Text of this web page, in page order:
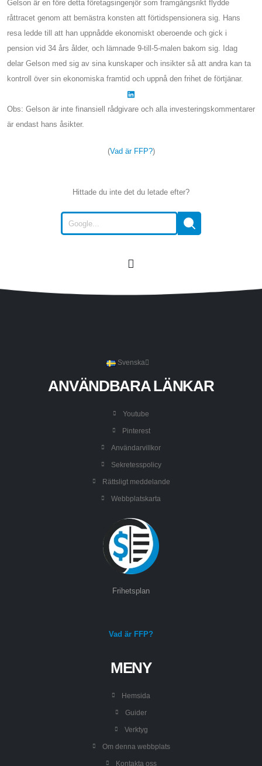
Gelson är en före detta företagsingenjör som framgångsrikt flydde
råttracet genom att bemästra konsten att förtidspensionera sig. Hans
resa ledde till att han uppnådde ekonomiskt oberoende och gick i
pension vid 34 års ålder, och lämnade 9-till-5-malen bakom sig. Idag
delar Gelson med sig av sina kunskaper och insikter så att andra kan ta
kontroll över sin ekonomiska framtid och uppnå den frihet de förtjänar.
Obs: Gelson är inte finansiell rådgivare och alla investeringskommentarer
är endast hans åsikter.
(Vad är FFP?)
Hittade du inte det du letade efter?
Svenska
ANVÄNDBARA LÄNKAR
Youtube
Pinterest
Användarvillkor
Sekretesspolicy
Rättsligt meddelande
Webbplatskarta
Frihetsplan
Vad är FFP?
MENY
Hemsida
Guider
Verktyg
Om denna webbplats
Kontakta oss